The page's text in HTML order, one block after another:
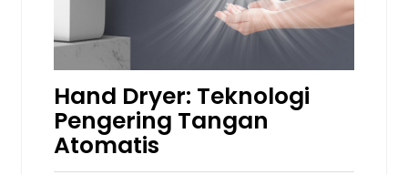
Hand Dryer: Teknologi
Pengering Tangan
Atomatis